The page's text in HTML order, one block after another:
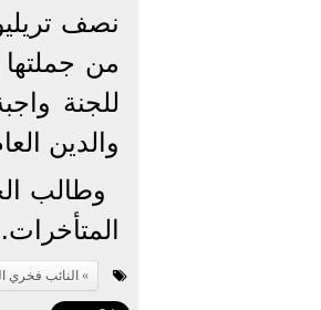
من
للجنة
والدين
وطالب
المتأخرات.
النائب فخري